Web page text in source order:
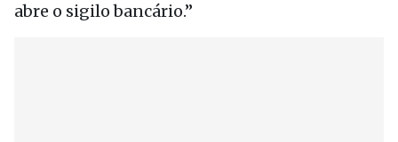
abre o sigilo bancário.”